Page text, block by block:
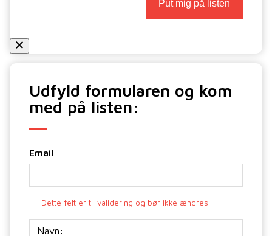
Udfyld formularen og kom
med på listen:
Email
Dette felt er til validering og bør ikke ændres.